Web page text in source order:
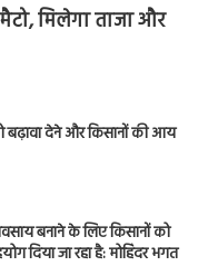
मिलेगा ताजा और
बढ़ावा देने और किसानों की आय
बनाने के लिए किसानों को
दिया जा रहा है: मोहिंदर भगत